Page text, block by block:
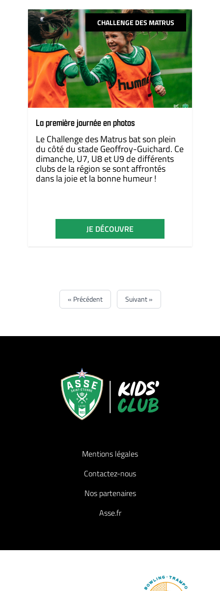
CHALLENGE DES MATRUS
La première journée en photos
Le Challenge des Matrus bat son plein
du côté du stade Geoffroy-Guichard. Ce
dimanche, U7, U8 et U9 de différents
clubs de la région se sont affrontés
dans la joie et la bonne humeur !
JE DÉCOUVRE
« Précédent Suivant »
Mentions légales
Contactez-nous
Nos partenaires
Asse.fr